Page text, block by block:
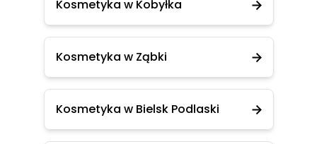
Kosmetyka w Kobyłka
Kosmetyka w Ząbki
Kosmetyka w Bielsk Podlaski